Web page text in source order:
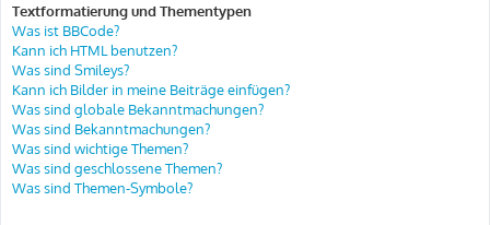
Textformatierung und Thementypen
Was ist BBCode?
Kann ich HTML benutzen?
Was sind Smileys?
Kann ich Bilder in meine Beiträge einfügen?
Was sind globale Bekanntmachungen?
Was sind Bekanntmachungen?
Was sind wichtige Themen?
Was sind geschlossene Themen?
Was sind Themen-Symbole?